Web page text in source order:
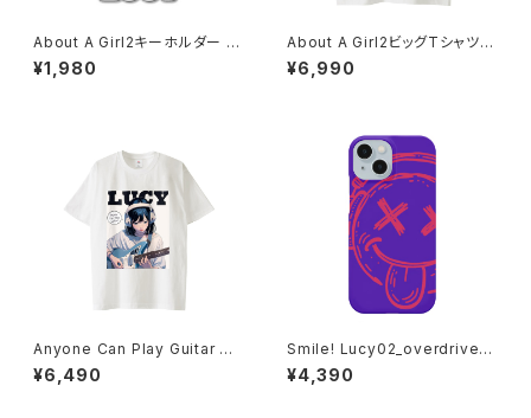
About A Girl2キーホルダー 10
17-240218032
¥1,980
About A Girl2ビッグTシャツ 1
014-230221085
¥6,990
Anyone Can Play Guitar T
シャツ 1014-230221299
¥6,490
Smile! Lucy02_overdrive_B
ad Trip iPhoneケース 1017-
240218096
¥4,390